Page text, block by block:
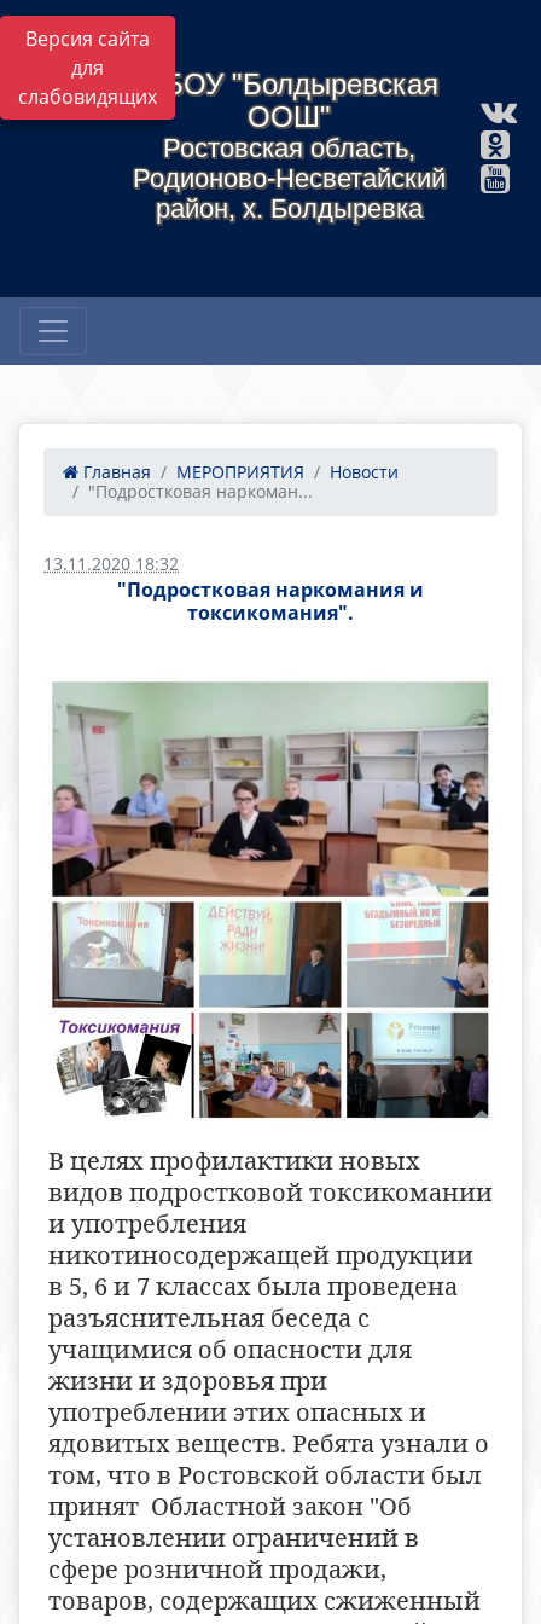
Версия сайта
для
слабовидящихМБОУ "Болдыревская
ООШ"
Ростовская область,
Родионово-Несветайский
район, х. Болдыревка
Главная МЕРОПРИЯТИЯ
Новости
"Подростковая наркоман...
13.11.2020 18:32
"Подростковая наркомания и
токсикомания".
В целях профилактики новых
видов подростковой токсикомании
и употребления
никотиносодержащей продукции
в 5, 6 и 7 классах была проведена
разъяснительная беседа с
учащимися об опасности для
жизни и здоровья при
употреблении этих опасных и
ядовитых веществ. Ребята узнали о
том, что в Ростовской области был
принят Областной закон "Об
установлении ограничений в
сфере розничной продажи,
товаров, содержащих сжиженный